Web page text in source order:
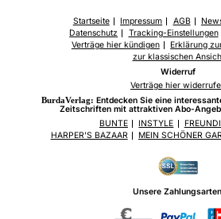
Startseite Impressum AGB
Datenschutz
Tracking-Einstellungen
Verträge hier kündigen
Erklärung
zur klassischen
Widerruf
Verträge hier
BurdaVerlag: Entdecken Sie eine
Zeitschriften mit attraktiven Abo-
BUNTE
INSTYLE
HARPER'S BAZAAR
MEIN SCHÖNER
Unsere